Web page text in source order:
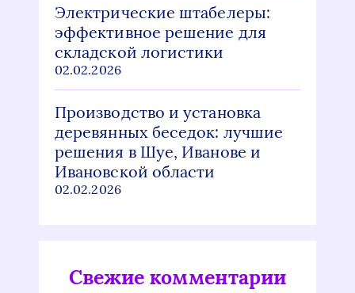
Электрические штабелеры:
эффективное решение для
складской логистики
02.02.2026
Производство и установка
деревянных беседок: лучшие
решения в Шуе, Иванове и
Ивановской области
02.02.2026
Свежие комментарии